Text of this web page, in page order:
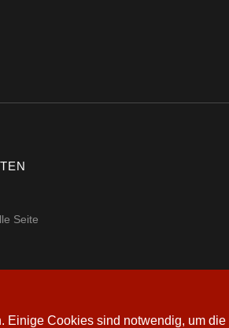
Seite
Einige Cookies sind notwendig, um die